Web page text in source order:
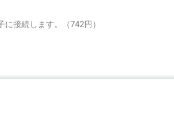
接続します。（742円）